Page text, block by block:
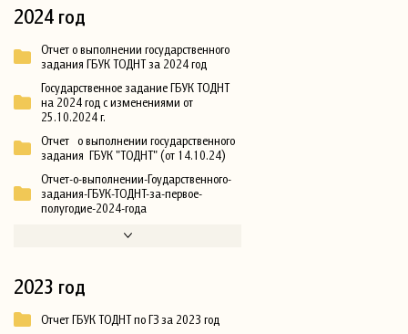
2024 год
Отчет о выполнении государственного
задания ГБУК ТОДНТ за 2024 год
Государственное задание ГБУК ТОДНТ
на 2024 год с изменениями от
25.10.2024 г.
Отчет о выполнении государственного
задания ГБУК "ТОДНТ" (от 14.10.24)
Отчет-о-выполнении-Гоударственного-
задания-ГБУК-ТОДНТ-за-первое-
полугодие-2024-года
2023 год
Отчет ГБУК ТОДНТ по ГЗ за 2023 год